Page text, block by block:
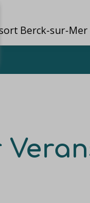
Berck-sur-Mer